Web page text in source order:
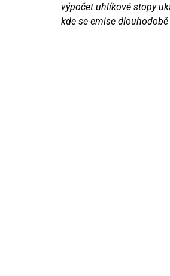
výpočet uhlíkové stopy
kde se emise dlouhodobě